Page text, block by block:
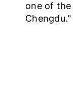
one of the
Chengdu."